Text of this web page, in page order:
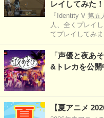
レイしてみた
『Identity V 第
人、全くプレイ
てプレイしてみま
「声優と夜あ
&トレカを公開
【夏アニメ